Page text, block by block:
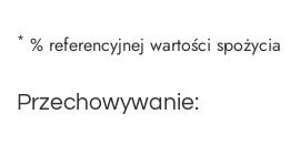
* % referencyjnej wartości spożycia
Przechowywanie: